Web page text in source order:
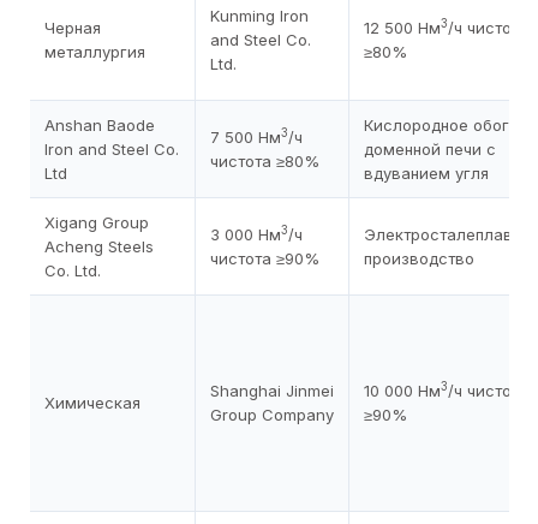
Черная
металлургия
Kunming Iron
and Steel Co.
Ltd.
12 500 Нм3/ч чистота
≥80%
Anshan Baode
Iron and Steel Co.
Ltd
7 500 Нм3/ч
чистота ≥80%
Кислородное
доменной печи с
вдуванием угля
Xigang Group
Acheng Steels
Co. Ltd.
3 000 Нм3/ч
чистота ≥90%
производство
Химическая
Shanghai Jinmei
Group Company
10 000 Нм3/ч чистота
≥90%